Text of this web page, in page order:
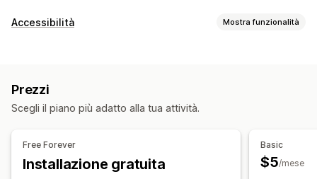
Strumenti SEO
Ottimizzazione metadati
Insight e suggerimenti
Analisi delle parole chiave
Accessibilità Mostra funzionalità
Prezzi
Scegli il piano più adatto alla tua attività.
Free Forever
Installazione gratuita
Basic
$5/mese